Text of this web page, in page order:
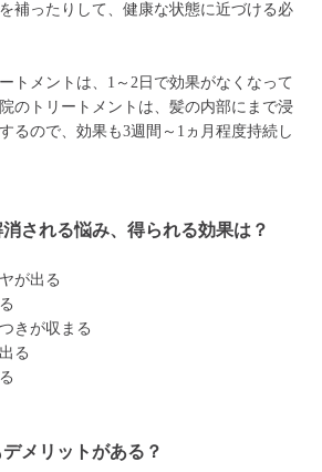
補ったりして、健康な状態に近づける必
トメントは、1～2日で効果がなくなって
のトリートメントは、髪の内部にまで浸
るので、効果も3週間～1ヵ月程度持続し
消される悩み、得られる効果は？
が出る
きが収まる
る
メリットがある？